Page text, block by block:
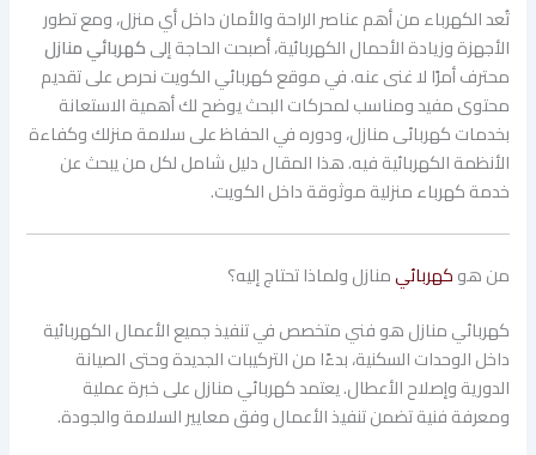
تُعد الكهرباء من أهم عناصر الراحة والأمان داخل أي منزل، ومع تطور
الأجهزة وزيادة الأحمال الكهربائية، أصبحت الحاجة إلىكهربائي منازل
محترف أمرًا لا غنى عنه. في موقع كهربائي الكويت نحرص على تقديم
محتوى مفيد ومناسب لمحركات البحث يوضح لك أهمية الاستعانة
بخدمات كهربائى منازل، ودوره في الحفاظ على سلامة منزلك وكفاءة
الأنظمة الكهربائية فيه. هذا المقال دليل شامل لكل من يبحث عن
خدمة كهرباء منزلية موثوقة داخل الكويت.
من هوكهربائيمنازل ولماذا تحتاج إليه؟
كهربائي منازل هو فني متخصص في تنفيذ جميع الأعمال الكهربائية
داخل الوحدات السكنية، بدءًا من التركيبات الجديدة وحتى الصيانة
الدورية وإصلاح الأعطال. يعتمد كهربائي منازل على خبرة عملية
ومعرفة فنية تضمن تنفيذ الأعمال وفق معايير السلامة والجودة.